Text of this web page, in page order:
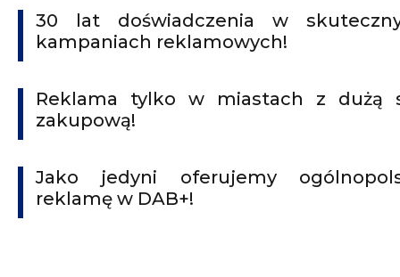
30 lat doświadczenia w
kampaniach reklamowych!
Reklama tylko w miastach z dużą
zakupową!
Jako jedyni oferujemy
reklamę w DAB+!